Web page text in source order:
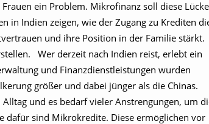
ein Problem. Mikrofinanz soll diese Lücke
in Indien zeigen, wie der Zugang zu Krediten
und ihre Position in der Familie stärkt.
Wer derzeit nach Indien reist, erlebt ein
und Finanzdienstleistungen wurden
größer und dabei jünger als die Chinas.
und es bedarf vieler Anstrengungen, um
dafür sind Mikrokredite. Diese ermöglichen vor